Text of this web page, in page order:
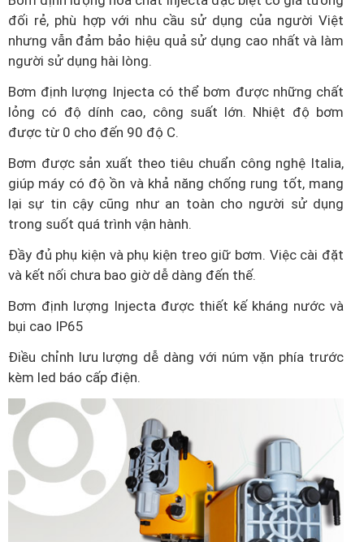
đối rẻ, phù hợp với nhu cầu sử dụng của người Việt
nhưng vẫn đảm bảo hiệu quả sử dụng cao nhất và làm
người sử dụng hài lòng.
Bơm định lượng Injecta có thể bơm được những chất
lỏng có độ dính cao, công suất lớn. Nhiệt độ bơm
được từ 0 cho đến 90 độ C.
Bơm được sản xuất theo tiêu chuẩn công nghệ Italia,
giúp máy có độ ồn và khả năng chống rung tốt, mang
lại sự tin cậy cũng như an toàn cho người sử dụng
trong suốt quá trình vận hành.
Đầy đủ phụ kiện và phụ kiện treo giữ bơm. Việc cài đặt
và kết nối chưa bao giờ dễ dàng đến thế.
Bơm định lượng Injecta được thiết kế kháng nước và
bụi cao IP65
Điều chỉnh lưu lượng dễ dàng với núm vặn phía trước
kèm led báo cấp điện.